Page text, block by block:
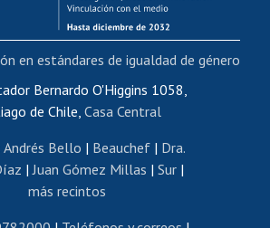
internos de capacitación
Bienestar del personal
de movilidad interna
Certificado de renta
de renta honorarios
Editar páginas blancas
Extranjeras/os
y reconocimiento de títulos
Bernardo O'Higgins 1058,
de Chile, Casa Central
Andrés Bello | Beauchef| Dra.
| Juan Gómez Millas | Sur |
más recintos
en estándares de igualdad de género